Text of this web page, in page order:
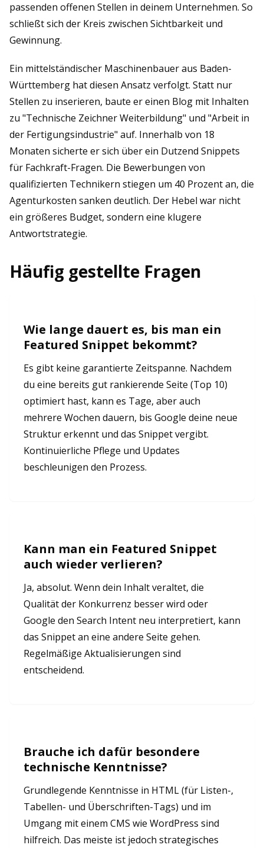
passenden offenen Stellen in deinem Unternehmen. So
schließt sich der Kreis zwischen Sichtbarkeit und
Gewinnung.
Ein mittelständischer Maschinenbauer aus Baden-
Württemberg hat diesen Ansatz verfolgt. Statt nur
Stellen zu inserieren, baute er einen Blog mit Inhalten
zu "Technische Zeichner Weiterbildung" und "Arbeit in
der Fertigungsindustrie" auf. Innerhalb von 18
Monaten sicherte er sich über ein Dutzend Snippets
für Fachkraft-Fragen. Die Bewerbungen von
qualifizierten Technikern stiegen um 40 Prozent an, die
Agenturkosten sanken deutlich. Der Hebel war nicht
ein größeres Budget, sondern eine klugere
Antwortstrategie.
Häufig gestellte Fragen
Wie lange dauert es, bis man ein
Featured Snippet bekommt?
Es gibt keine garantierte Zeitspanne. Nachdem
du eine bereits gut rankierende Seite (Top 10)
optimiert hast, kann es Tage, aber auch
mehrere Wochen dauern, bis Google deine neue
Struktur erkennt und das Snippet vergibt.
Kontinuierliche Pflege und Updates
beschleunigen den Prozess.
Kann man ein Featured Snippet
auch wieder verlieren?
Ja, absolut. Wenn dein Inhalt veraltet, die
Qualität der Konkurrenz besser wird oder
Google den Search Intent neu interpretiert, kann
das Snippet an eine andere Seite gehen.
Regelmäßige Aktualisierungen sind
entscheidend.
Brauche ich dafür besondere
technische Kenntnisse?
Grundlegende Kenntnisse in HTML (für Listen-,
Tabellen- und Überschriften-Tags) und im
Umgang mit einem CMS wie WordPress sind
hilfreich. Das meiste ist jedoch strategisches